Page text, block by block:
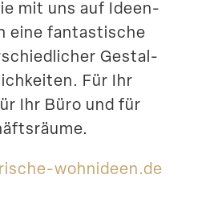
mit uns auf Ideen­
eine fantas­tische
Gestal­
Für Ihr
Ihr Büro und für
wohnideen​.de